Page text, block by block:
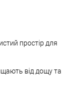
простір для
від дощу та